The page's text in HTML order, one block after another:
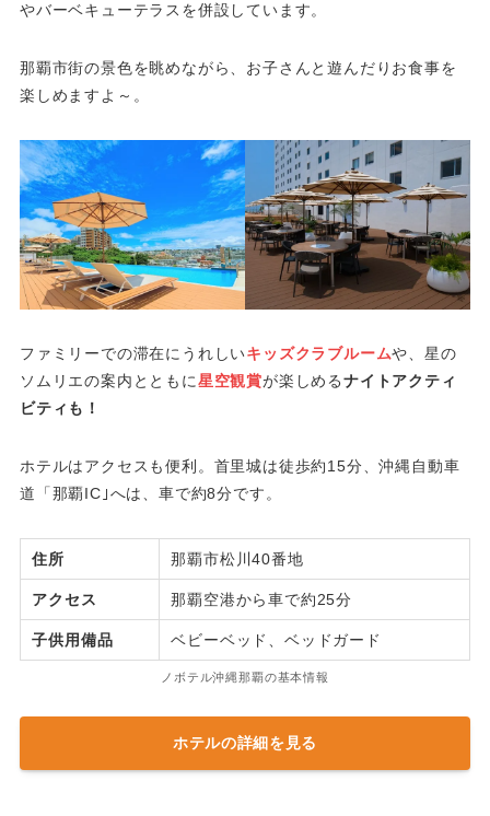
やバーベキューテラスを併設しています。
那覇市街の景色を眺めながら、お子さんと遊んだりお食事を
楽しめますよ～。
ファミリーでの滞在にうれしいキッズクラブルームや、星の
ソムリエの案内とともに星空観賞が楽しめるナイトアクティ
ビティも！
ホテルはアクセスも便利。首里城は徒歩約15分、沖縄自動車
道「那覇IC｣へは、車で約8分です。
住所 那覇市松川40番地
アクセス 那覇空港から車で約25分
子供用備品 ベビーベッド、ベッドガード
ノボテル沖縄那覇の基本情報
ホテルの詳細を見る